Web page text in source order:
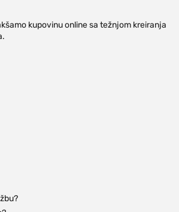
kupovinu online sa težnjom kreiranja